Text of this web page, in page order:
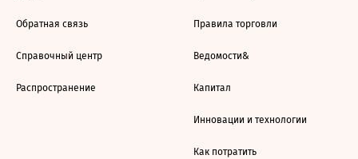
Обратная связь
Справочный центр
Распространение
Правила торговли
Ведомости&
Капитал
Инновации и технологии
Как потратить